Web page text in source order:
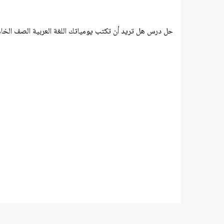
حل درس هل تريد أن تكتب يومياتك اللغة العربية الصف